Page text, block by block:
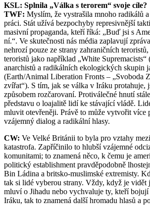
KSL: Splnila „Válka s terorem“ svoje cíle?
TWF: Myslím, že vystrašila mnoho radikálů
práci. Stát užívá bezpochyby represivnější
masivní propaganda, kteří říká: „Buď jsi s
ní.“. Ve skutečnosti nás média zaplavují
nehrozí pouze ze strany zahraničních
teroristů jako například „White Supremacists“
anarchistů a radikálních ekologických skupin
(Earth/Animal Liberation Fronts – „Svoboda
zvířat“). S tím, jak se válka v Iráku protahuje,
způsobem rozčarovaní. Protiválečné hnutí
představu o loajalitě lidí ke stávající vládě.
mluvit otevřeněji. Právě to může vytvořit více
vzájemný dialog a radikální hlasy.
CW: Ve Velké Británii to byla pro vztahy
katastrofa. Zapříčinilo to hlubší vzájemné
komunitami; to znamená něco, k čemu je
politický establishment pravděpodobně
Bin Ládina a britsko-muslimské extremisty.
tak si lidé vyberou strany. Vždy, když je vidět
mluví o Jihadu nebo vychvaluje ty, kteří
Iráku, tak to znamená další hromadu hlasů a